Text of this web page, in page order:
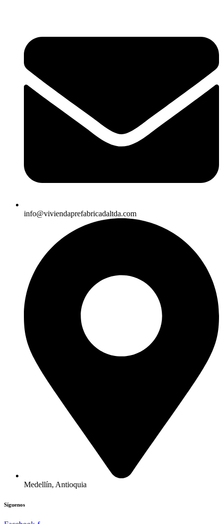
info@viviendaprefabricadaltda.com
Medellín, Antioquia
Síguenos